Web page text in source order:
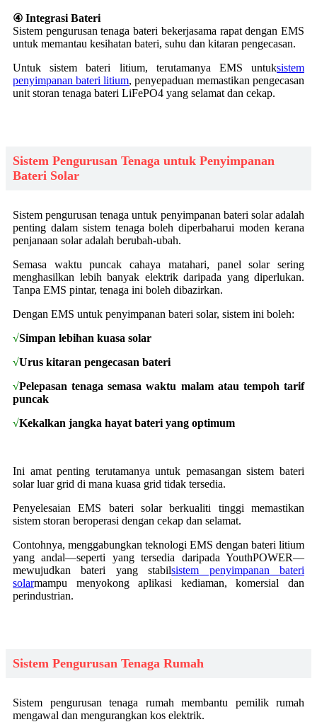
④ Integrasi Bateri
Sistem pengurusan tenaga bateri bekerjasama rapat dengan EMS
untuk memantau kesihatan bateri, suhu dan kitaran pengecasan.
Untuk sistem bateri litium, terutamanya EMS untuksistem
penyimpanan bateri litium, penyepaduan memastikan pengecasan
unit storan tenaga bateri LiFePO4 yang selamat dan cekap.
Sistem Pengurusan Tenaga untuk Penyimpanan
Bateri Solar
Sistem pengurusan tenaga untuk penyimpanan bateri solar adalah
penting dalam sistem tenaga boleh diperbaharui moden kerana
penjanaan solar adalah berubah-ubah.
Semasa waktu puncak cahaya matahari, panel solar sering
menghasilkan lebih banyak elektrik daripada yang diperlukan.
Tanpa EMS pintar, tenaga ini boleh dibazirkan.
Dengan EMS untuk penyimpanan bateri solar, sistem ini boleh:
√Simpan lebihan kuasa solar
√Urus kitaran pengecasan bateri
√Pelepasan tenaga semasa waktu malam atau tempoh tarif
puncak
√Kekalkan jangka hayat bateri yang optimum
Ini amat penting terutamanya untuk pemasangan sistem bateri
solar luar grid di mana kuasa grid tidak tersedia.
Penyelesaian EMS bateri solar berkualiti tinggi memastikan
sistem storan beroperasi dengan cekap dan selamat.
Contohnya, menggabungkan teknologi EMS dengan bateri litium
yang andal—seperti yang tersedia daripada YouthPOWER—
mewujudkan bateri yang stabilsistem penyimpanan bateri
solarmampu menyokong aplikasi kediaman, komersial dan
perindustrian.
Sistem Pengurusan Tenaga Rumah
Sistem pengurusan tenaga rumah membantu pemilik rumah
mengawal dan mengurangkan kos elektrik.